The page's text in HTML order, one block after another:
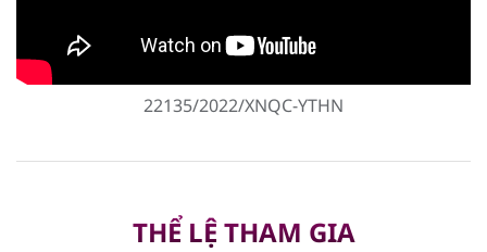
22135/2022/XNQC-YTHN
THỂ LỆ THAM GIA